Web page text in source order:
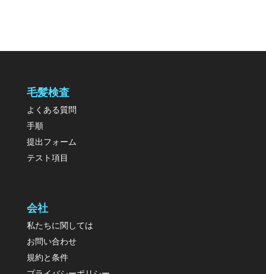
毛髪検査
よくある質問
手順
提出フォーム
テスト項目
会社
私たちに関しては
お問い合わせ
規約と条件